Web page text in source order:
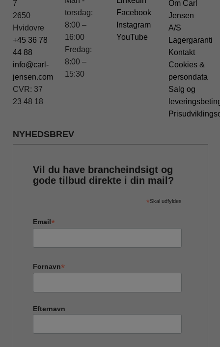
7
2650
Hvidovre
+45 36 78
44 88
info@carl-
jensen.com
CVR: 37
23 48 18
torsdag:
8:00 –
16:00
Fredag:
8:00 –
15:30
Facebook
Instagram
YouTube
Om Carl
Jensen
A/S
Lagergaranti
Kontakt
Cookies &
persondata
Salg og
NYHEDSBREV
Vil du have brancheindsigt og
gode tilbud direkte i din mail?
*Skal udfyldes
Email*
Fornavn*
Efternavn